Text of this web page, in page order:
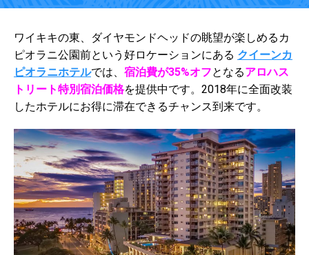
ワイキキの東、ダイヤモンドヘッドの眺望が楽しめるカ
ピオラニ公園前という好ロケーションにある クイーンカ
ピオラニホテルでは、 宿泊費が35%オフとなるアロハス
トリート特別宿泊価格を提供中です。2018年に全面改装
したホテルにお得に滞在できるチャンス到来です。